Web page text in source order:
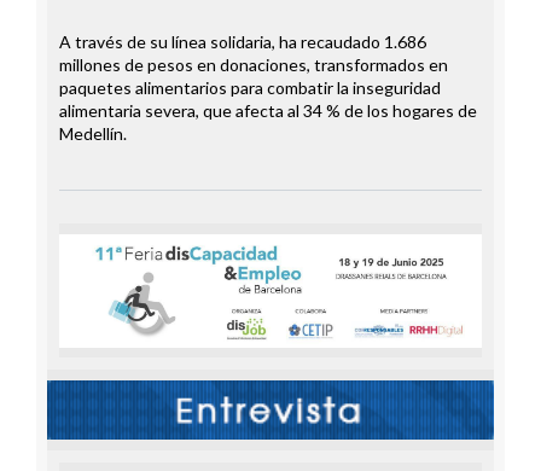
A través de su línea solidaria, ha recaudado 1.686
millones de pesos en donaciones, transformados en
paquetes alimentarios para combatir la inseguridad
alimentaria severa, que afecta al 34 % de los hogares de
Medellín.